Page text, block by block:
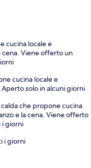
cucina locale e
cena. Viene offerto un
cucina locale e
solo in alcuni giorni
che propone cucina
e la cena. Viene offerto
i giorni
i giorni